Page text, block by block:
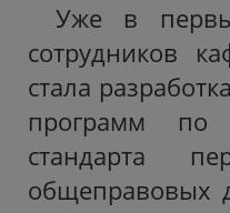
Уже в
сотрудников
стала
программ по
стандарта
общеправовых